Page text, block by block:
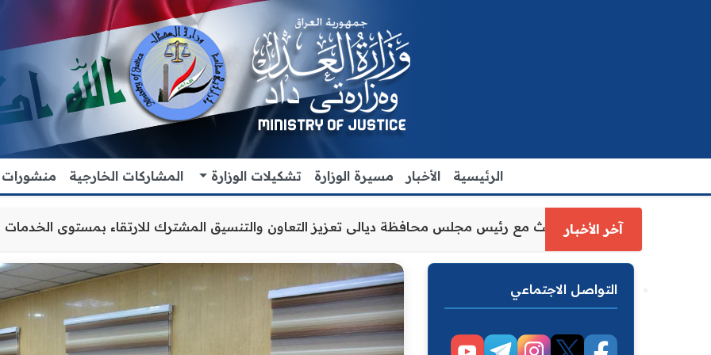
الرئيسية الأخبار مسيرة الوزارة تشكيلات الوزارة المشاركات الخارجية منشورات
آخر الأخبار
وكيل وزارة العدل الاقدم يبحث مع رئيس مجلس محافظة ديالى تعزيز التعاون والتنسيق المشترك للارتقاء
التواصل الاجتماعي